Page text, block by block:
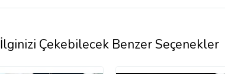
İlginizi Çekebilecek Benzer Seçenekler